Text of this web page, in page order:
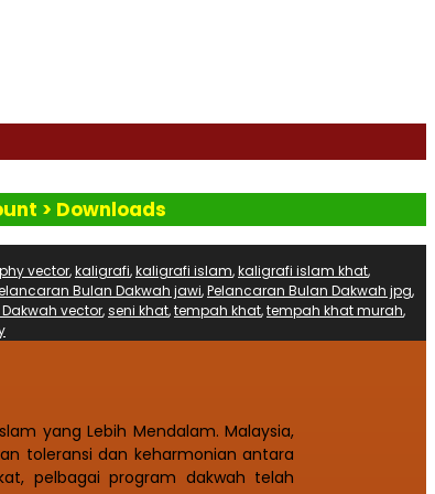
> Downloads
vector,kaligrafi,kaligrafi islam,kaligrafi islam khat,
Bulan Dakwah jawi,Pelancaran Bulan Dakwah jpg,
vector,seni khat,tempah khat,tempah khat murah,
yang Lebih Mendalam. Malaysia,
toleransi dan keharmonian antara
pelbagai program dakwah telah